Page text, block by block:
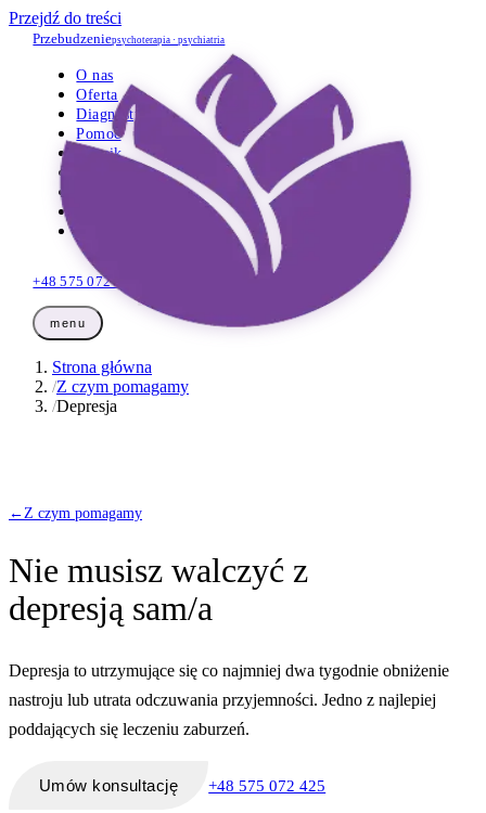
Przejdź do treści
Przebudzeniepsychoterapia · psychiatria
O nas
Oferta
Diagnostyka
Pomoc
Cennik
+48 575 072 425
menu
Strona główna
/Z czym pomagamy
/Depresja
←Z czym pomagamy
Nie musisz walczyć z
depresją sam/a
Depresja to utrzymujące się co najmniej dwa tygodnie obniżenie
nastroju lub utrata odczuwania przyjemności. Jedno z najlepiej
poddających się leczeniu zaburzeń.
Umów konsultację +48 575 072 425